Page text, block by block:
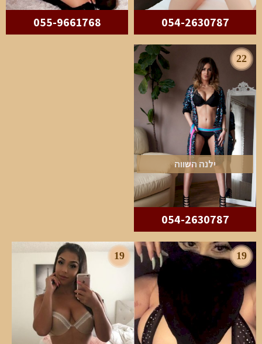
054-2630787
055-9661768
22
ילנה השווה
054-2630787
19
19